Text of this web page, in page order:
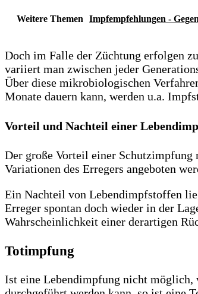
Weitere Themen Impfempfehlungen -
Doch im Falle der Züchtung erfolgen
variiert man zwischen jeder
Über diese mikrobiologischen
Monate dauern kann, werden u.a.
Vorteil und Nachteil einer
Der große Vorteil einer
Variationen des Erregers angeboten
Ein Nachteil von Lebendimpfstoffen
Erreger spontan doch wieder in der
Wahrscheinlichkeit einer derartigen
Totimpfung
Ist eine Lebendimpfung nicht möglich,